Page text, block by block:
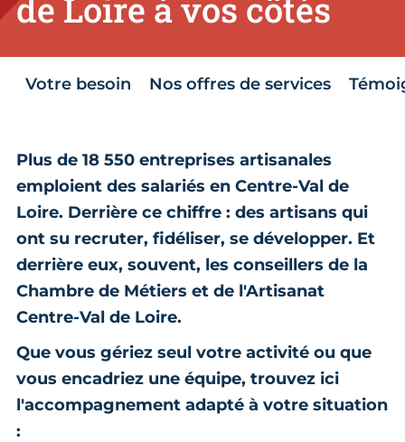
de Loire à vos côtés
Votre besoin Nos offres de services
Plus de 18 550 entreprises artisanales
emploient des salariés en Centre-Val de
Loire. Derrière ce chiffre : des artisans qui
ont su recruter, fidéliser, se développer. Et
derrière eux, souvent, les conseillers de la
Chambre de Métiers et de l'Artisanat
Centre-Val de Loire.
Que vous gériez seul votre activité ou que
vous encadriez une équipe, trouvez ici
l'accompagnement adapté à votre situation
: